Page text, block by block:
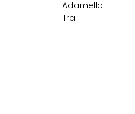
Adamello
Trail